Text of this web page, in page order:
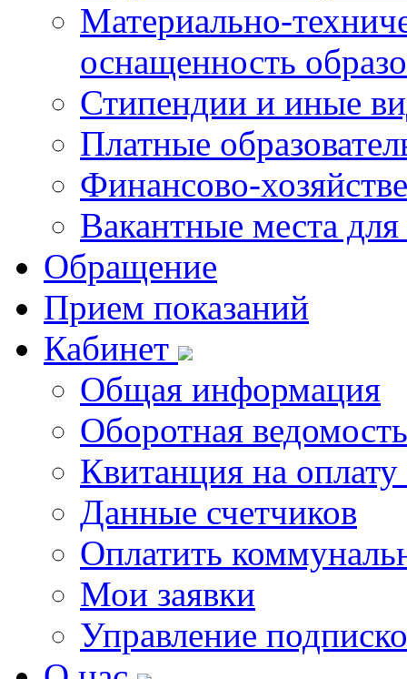
Материально-
оснащенность
Стипендии и иные
Платные
Финансово-
Вакантные места
Обращение
Прием показаний
Кабинет
Общая информация
Оборотная ведомость
Квитанция на
Данные счетчиков
Оплатить
Мои заявки
Управление